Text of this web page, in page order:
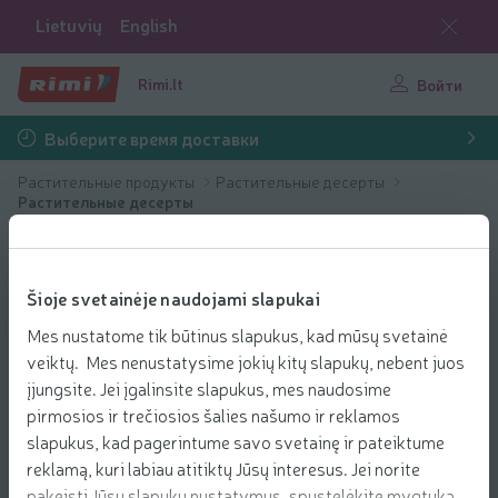
Šioje svetainėje naudojami slapukai
Mes nustatome tik būtinus slapukus, kad mūsų svetainė
veiktų. Mes nenustatysime jokių kitų slapukų, nebent juos
įjungsite. Jei įgalinsite slapukus, mes naudosime
pirmosios ir trečiosios šalies našumo ir reklamos
slapukus, kad pagerintume savo svetainę ir pateiktume
reklamą, kuri labiau atitiktų Jūsų interesus. Jei norite
Lietuvių English
Rimi.lt Войти
Выберите время доставки
Растительные продукты
Растительные десерты
Растительные десерты